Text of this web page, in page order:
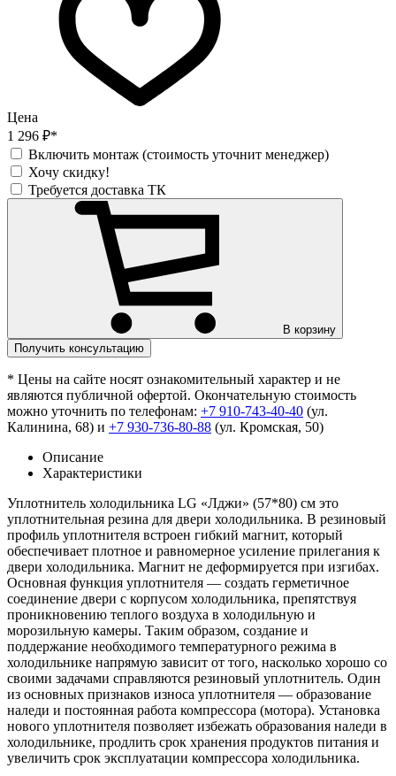
Цена
1 296 ₽*
Включить монтаж (стоимость уточнит менеджер)
Хочу скидку!
Требуется доставка ТК
В корзину
Получить консультацию
* Цены на сайте носят ознакомительный характер и не
являются публичной офертой. Окончательную стоимость
можно уточнить по телефонам: +7 910-743-40-40 (ул.
Калинина, 68) и +7 930-736-80-88 (ул. Кромская, 50)
Описание
Характеристики
Уплотнитель холодильника LG «Лджи» (57*80) см это
уплотнительная резина для двери холодильника. В резиновый
профиль уплотнителя встроен гибкий магнит, который
обеспечивает плотное и равномерное усиление прилегания к
двери холодильника. Магнит не деформируется при изгибах.
Основная функция уплотнителя — создать герметичное
соединение двери с корпусом холодильника, препятствуя
проникновению теплого воздуха в холодильную и
морозильную камеры. Таким образом, создание и
поддержание необходимого температурного режима в
холодильнике напрямую зависит от того, насколько хорошо со
своими задачами справляются резиновый уплотнитель. Один
из основных признаков износа уплотнителя — образование
наледи и постоянная работа компрессора (мотора). Установка
нового уплотнителя позволяет избежать образования наледи в
холодильнике, продлить срок хранения продуктов питания и
увеличить срок эксплуатации компрессора холодильника.